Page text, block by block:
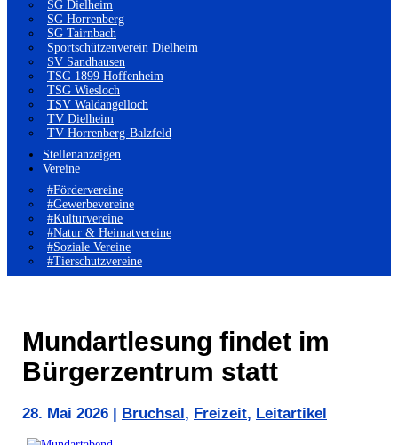
SG Dielheim
SG Horrenberg
SG Tairnbach
Sportschützenverein Dielheim
SV Sandhausen
TSG 1899 Hoffenheim
TSG Wiesloch
TSV Waldangelloch
TV Dielheim
TV Horrenberg-Balzfeld
Stellenanzeigen
Vereine
#Fördervereine
#Gewerbevereine
#Kulturvereine
#Natur & Heimatvereine
#Soziale Vereine
#Tierschutzvereine
Mundartlesung findet im
Bürgerzentrum statt
28. Mai 2026 Bruchsal , Freizeit, Leitartikel